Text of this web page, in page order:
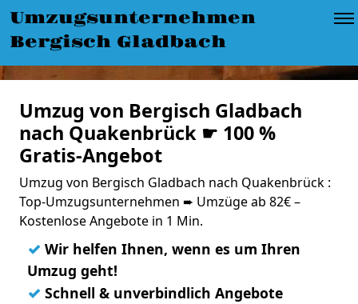
Umzugsunternehmen
Bergisch Gladbach
Umzug von Bergisch Gladbach
nach Quakenbrück ☛ 100 %
Gratis-Angebot
Umzug von Bergisch Gladbach nach Quakenbrück :
Top-Umzugsunternehmen ➨ Umzüge ab 82€ –
Kostenlose Angebote in 1 Min.
✓ Wir helfen Ihnen, wenn es um Ihren
Umzug geht!
✓ Schnell & unverbindlich Angebote